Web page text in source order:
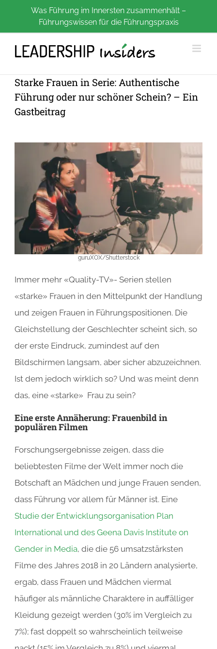
Was Führung im Innersten zusammenhält –
Führungswissen für die Führungspraxis
Starke Frauen in Serie: Authentische
Führung oder nur schöner Schein? – Ein
Gastbeitrag
guruXOX/Shutterstock
Immer mehr «Quality-TV»- Serien stellen
«starke» Frauen in den Mittelpunkt der Handlung
und zeigen Frauen in Führungspositionen. Die
Gleichstellung der Geschlechter scheint sich, so
der erste Eindruck, zumindest auf den
Bildschirmen langsam, aber sicher abzuzeichnen.
Ist dem jedoch wirklich so? Und was meint denn
das, eine «starke» Frau zu sein?
Eine erste Annäherung: Frauenbild in
populären Filmen
Forschungsergebnisse zeigen, dass die
beliebtesten Filme der Welt immer noch die
Botschaft an Mädchen und junge Frauen senden,
dass Führung vor allem für Männer ist. Eine
Studie der Entwicklungsorganisation Plan
International und des Geena Davis Institute on
Gender in Media, die die 56 umsatzstärksten
Filme des Jahres 2018 in 20 Ländern analysierte,
ergab, dass Frauen und Mädchen viermal
häufiger als männliche Charaktere in auffälliger
Kleidung gezeigt werden (30% im Vergleich zu
7%); fast doppelt so wahrscheinlich teilweise